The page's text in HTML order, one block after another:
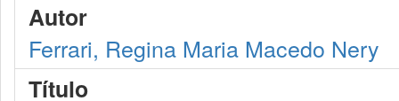
Autor
Ferrari, Regina Maria Macedo Nery
Título